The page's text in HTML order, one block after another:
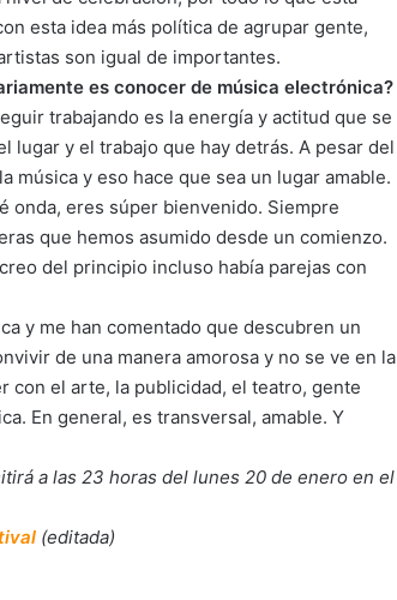
esta idea más política de agrupar gente,
son igual de importantes.
es conocer de música electrónica?
trabajando es la energía y actitud que se
lugar y el trabajo que hay detrás. A pesar del
música y eso hace que sea un lugar amable.
onda, eres súper bienvenido. Siempre
que hemos asumido desde un comienzo.
del principio incluso había parejas con
y me han comentado que descubren un
de una manera amorosa y no se ve en la
con el arte, la publicidad, el teatro, gente
En general, es transversal, amable. Y
a las 23 horas del lunes 20 de enero en el
(editada)